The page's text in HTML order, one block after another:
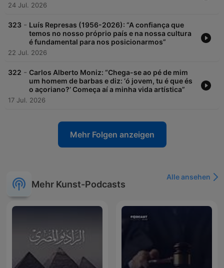
24 Jul. 2026
323 - Luís Represas (1956-2026): “A confiança que
temos no nosso próprio país e na nossa cultura
é fundamental para nos posicionarmos”
22 Jul. 2026
322 - Carlos Alberto Moniz: “Chega-se ao pé de mim
um homem de barbas e diz: ‘ó jovem, tu é que és
o açoriano?’ Começa aí a minha vida artística”
17 Jul. 2026
Mehr Folgen anzeigen
Mehr Kunst-Podcasts
Alle ansehen